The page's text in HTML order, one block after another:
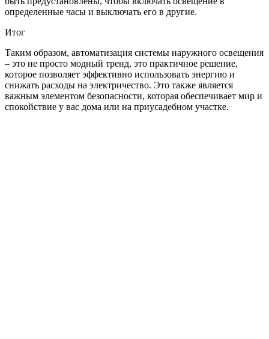
определенные часы и выключать его в другие.
Итог
Таким образом, автоматизация системы наружного освещения
– это не просто модный тренд, это практичное решение,
которое позволяет эффективно использовать энергию и
снижать расходы на электричество. Это также является
важным элементом безопасности, которая обеспечивает мир и
спокойствие у вас дома или на приусадебном участке.